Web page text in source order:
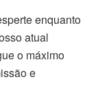
enquanto
atual
o máximo
e